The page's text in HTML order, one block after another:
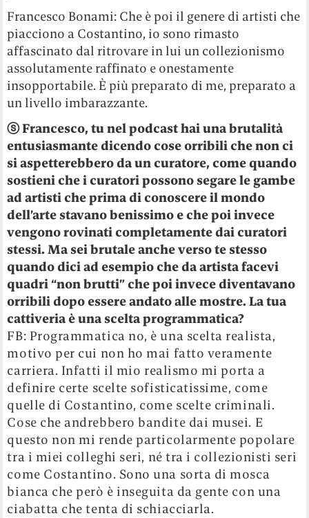
Francesco Bonami: Che è poi il genere di artisti che
piacciono a Costantino, io sono rimasto
affascinato dal ritrovare in lui un collezionismo
assolutamente raffinato e onestamente
insopportabile. È più preparato di me, preparato a
un livello imbarazzante.
ⓢ Francesco, tu nel podcast hai una brutalità
entusiasmante dicendo cose orribili che non ci
si aspetterebbero da un curatore, come quando
sostieni che i curatori possono segare le gambe
ad artisti che prima di conoscere il mondo
dell’arte stavano benissimo e che poi invece
vengono rovinati completamente dai curatori
stessi. Ma sei brutale anche verso te stesso
quando dici ad esempio che da artista facevi
quadri “non brutti” che poi invece diventavano
orribili dopo essere andato alle mostre. La tua
cattiveria è una scelta programmatica?
FB: Programmatica no, è una scelta realista,
motivo per cui non ho mai fatto veramente
carriera. Infatti il mio realismo mi porta a
definire certe scelte sofisticatissime, come
quelle di Costantino, come scelte criminali.
Cose che andrebbero bandite dai musei. E
questo non mi rende particolarmente popolare
tra i miei colleghi seri, né tra i collezionisti seri
come Costantino. Sono una sorta di mosca
bianca che però è inseguita da gente con una
ciabatta che tenta di schiacciarla.